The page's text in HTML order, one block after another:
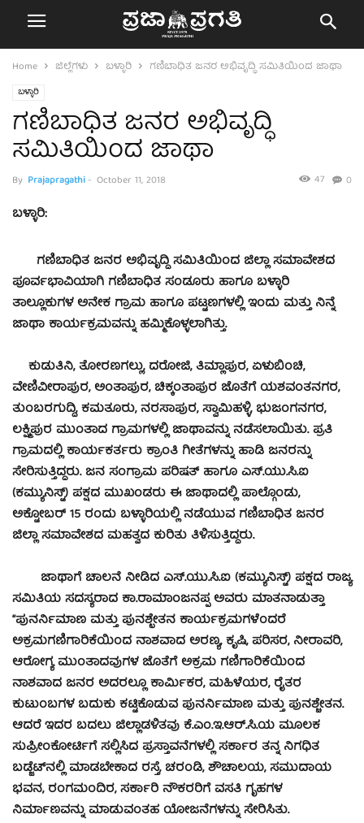
Home ಜಿಲ್ಲೆಗಳು ಬಳ್ಳಾರಿ ಗಣಿಬಾಧಿತ ಜನರ ಅಭಿವೃದ್ಧಿ ಸಮಿತಿಯಿಂದ ಜಾಥಾ
ಬಳ್ಳಾರಿ
ಗಣಿಬಾಧಿತ ಜನರ ಅಭಿವೃದ್ಧಿ
ಸಮಿತಿಯಿಂದ ಜಾಥಾ
By Prajapragathi- October 11, 2018 0
47
ಬಳ್ಳಾರಿ:
ಗಣಿಬಾಧಿತ ಜನರ ಅಭಿವೃದ್ಧಿ ಸಮಿತಿಯಿಂದ ಜಿಲ್ಲಾ ಸಮಾವೇಶದ
ಪೂರ್ವಭಾವಿಯಾಗಿ ಗಣಿಬಾಧಿತ ಸಂಡೂರು ಹಾಗೂ ಬಳ್ಳಾರಿ
ತಾಲ್ಲೂಕುಗಳ ಅನೇಕ ಗ್ರಾಮ ಹಾಗೂ ಪಟ್ಟಣಗಳಲ್ಲಿ ಇಂದು ಮತ್ತು ನಿನ್ನೆ
ಜಾಥಾ ಕಾರ್ಯಕ್ರಮವನ್ನು ಹಮ್ಮಿಕೊಳ್ಳಲಾಗಿತ್ತು.
ಕುಡುತಿನಿ, ತೋರಣಗಲ್ಲು, ದರೋಜಿ, ತಿಮ್ಲಾಪುರ, ಏಳುಬಿಂಚಿ,
ವೇಣಿವೀರಾಪುರ, ಅಂತಾಪುರ, ಚಿಕ್ಕಂತಾಪುರ ಜೊತೆಗೆ ಯಶವಂತನಗರ,
ತುಂಬರಗುದ್ದಿ, ಕಮತೂರು, ನರಸಾಪುರ, ಸ್ವಾಮಿಹಳ್ಳಿ, ಭುಜಂಗನಗರ,
ಲಕ್ಷ್ಮಿಪುರ ಮುಂತಾದ ಗ್ರಾಮಗಳಲ್ಲಿ ಜಾಥಾವನ್ನು ನಡೆಸಲಾಯಿತು. ಪ್ರತಿ
ಗ್ರಾಮದಲ್ಲಿ ಕಾರ್ಯಕರ್ತರು ಕ್ರಾಂತಿ ಗೀತೆಗಳನ್ನು ಹಾಡಿ ಜನರನ್ನು
ಸೇರಿಸುತ್ತಿದ್ದರು. ಜನ ಸಂಗ್ರಾಮ ಪರಿಷತ್ ಹಾಗೂ ಎಸ್.ಯು.ಸಿ.ಐ
(ಕಮ್ಯುನಿಸ್ಟ್) ಪಕ್ಷದ ಮುಖಂಡರು ಈ ಜಾಥಾದಲ್ಲಿ ಪಾಲ್ಗೊಂಡು,
ಅಕ್ಟೋಬರ್ 15 ರಂದು ಬಳ್ಳಾರಿಯಲ್ಲಿ ನಡೆಯುವ ಗಣಿಬಾಧಿತ ಜನರ
ಜಿಲ್ಲಾ ಸಮಾವೇಶದ ಮಹತ್ವದ ಕುರಿತು ತಿಳಿಸುತ್ತಿದ್ದರು.
ಜಾಥಾಗೆ ಚಾಲನೆ ನೀಡಿದ ಎಸ್.ಯು.ಸಿ.ಐ (ಕಮ್ಯುನಿಸ್ಟ್) ಪಕ್ಷದ ರಾಜ್ಯ
ಸಮಿತಿಯ ಸದಸ್ಯರಾದ ಕಾ.ರಾಮಾಂಜನಪ್ಪ ಅವರು ಮಾತನಾಡುತ್ತಾ
“ಪುನರ್ನಿಮಾಣ ಮತ್ತು ಪುನಶ್ಛೇತನ ಕಾರ್ಯಕ್ರಮಗಳೆಂದರೆ
ಅಕ್ರಮಗಣಿಗಾರಿಕೆಯಿಂದ ನಾಶವಾದ ಅರಣ್ಯ, ಕೃಷಿ, ಪರಿಸರ, ನೀರಾವರಿ,
ಆರೋಗ್ಯ ಮುಂತಾದವುಗಳ ಜೊತೆಗೆ ಅಕ್ರಮ ಗಣಿಗಾರಿಕೆಯಿಂದ
ನಾಶವಾದ ಜನರ ಅದರಲ್ಲೂ ಕಾರ್ಮಿಕರ, ಮಹಿಳೆಯರ, ರೈತರ
ಕುಟುಂಬಗಳ ಬದುಕು ಕಟ್ಟಿಕೊಡುವ ಪುನರ್ನಿಮಾಣ ಮತ್ತು ಪುನಶ್ಚೇತನ.
ಆದರೆ ಇದರ ಬದಲು ಜಿಲ್ಲಾಡಳಿತವು ಕೆ.ಎಂ.ಇ.ಆರ್.ಸಿ.ಯ ಮೂಲಕ
ಸುಪ್ರೀಂಕೋರ್ಟಿಗೆ ಸಲ್ಲಿಸಿದ ಪ್ರಸ್ತಾವನೆಗಳಲ್ಲಿ ಸರ್ಕಾರ ತನ್ನ ನಿಗಧಿತ
ಬಡ್ಜೆಟ್‍ನಲ್ಲಿ ಮಾಡಬೇಕಾದ ರಸ್ತೆ, ಚರಂಡಿ, ಶೌಚಾಲಯ, ಸಮುದಾಯ
ಭವನ, ರಂಗಮಂದಿರ, ಸರ್ಕಾರಿ ನೌಕರರಿಗೆ ವಸತಿ ಗೃಹಗಳ
ನಿರ್ಮಾಣವನ್ನು ಮಾಡುವಂತಹ ಯೋಜನೆಗಳನ್ನು ಸೇರಿಸಿತು.